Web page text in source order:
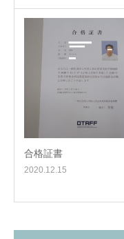
合格証書
2020.12.15